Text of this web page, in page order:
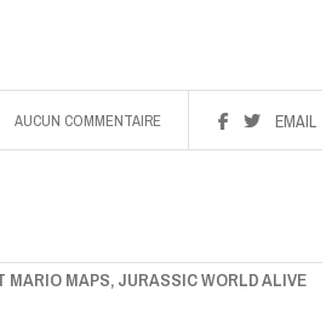
EMAIL
AUCUN COMMENTAIRE
MAPS, JURASSIC WORLD ALIVE